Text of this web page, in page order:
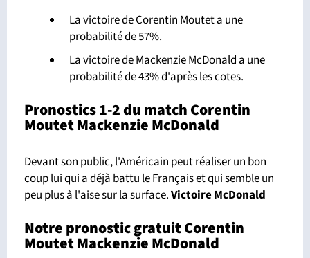
La victoire de Corentin Moutet a une
probabilité de 57%.
La victoire de Mackenzie McDonald a une
probabilité de 43% d'après les cotes.
Pronostics 1-2 du match Corentin
Moutet Mackenzie McDonald
Devant son public, l'Américain peut réaliser un bon
coup lui qui a déjà battu le Français et qui semble un
peu plus à l'aise sur la surface.Victoire McDonald
Notre pronostic gratuit Corentin
Moutet Mackenzie McDonald